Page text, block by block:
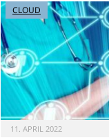
CLOUD
11. APRIL 2022